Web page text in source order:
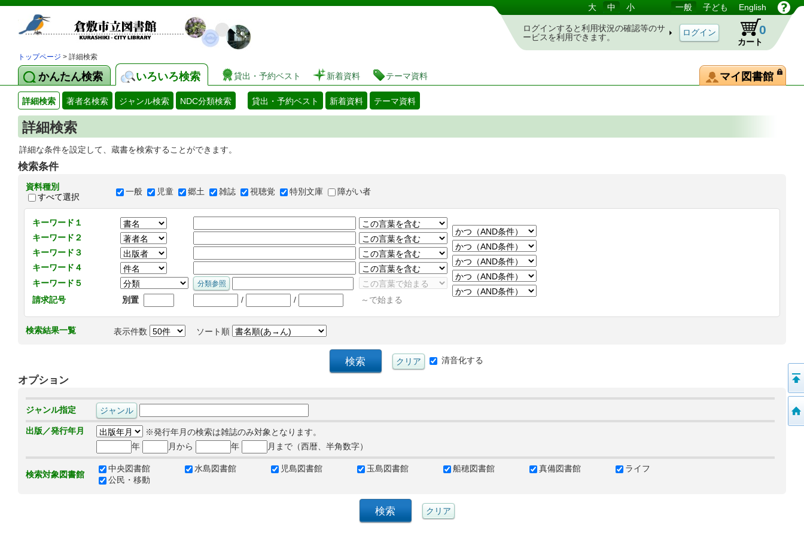
図書館 蔵書検索・予約システム 大 中 小 一般 子ども English
ログインすると利用状況の確認等のサ
ービスを利用できます。
カート
0
トップページ > 詳細検索
かんたん検索 いろいろ検索 貸出・予約ベスト 新着資料 テーマ資料 マイ図書館
詳細検索 著者名検索 ジャンル検索 NDC分類検索 貸出・予約ベスト 新着資料 テーマ資料
詳細検索
詳細な条件を設定して、蔵書を検索することができます。
検索条件
資料種別
すべて選択
一般 児童 郷土 雑誌 視聴覚 特別文庫 障がい者
キーワード１
キーワード２
キーワード３
キーワード４
キーワード５
請求記号
別置 / / ～で始まる
検索結果一覧 表示件数 ソート順
清音化する
オプション
ジャンル指定
出版／発行年月
※発行年月の検索は雑誌のみ対象となります。
年
月から 年 月まで（西暦、半角数字）
検索対象図書館
中央図書館 水島図書館 児島図書館 玉島図書館 船穂図書館 真備図書館
ライフ
公民・移動